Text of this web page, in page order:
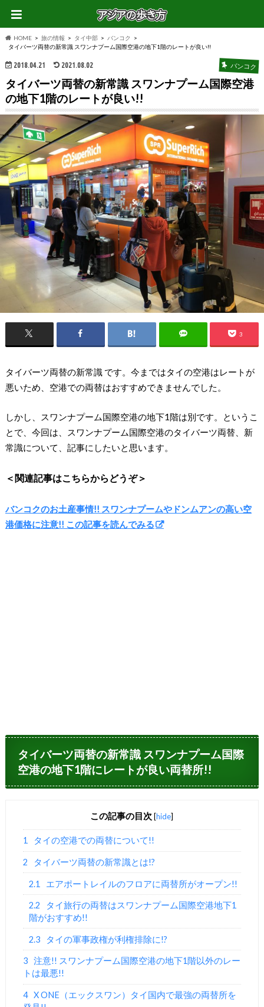
HOME 旅の情報 タイ中部
バンコク
タイバーツ両替の新常識 スワンナプーム国際空港の地下1階のレートが良い!!
2018.04.21 2021.08.02 バンコク
タイバーツ両替の新常識 スワンナプーム国際空港
の地下1階のレートが良い!!
3
タイバーツ両替の新常識 です。今まではタイの空港はレートが
悪いため、空港での両替はおすすめできませんでした。
しかし、スワンナプーム国際空港の地下1階は別です。というこ
とで、今回は、スワンナプーム国際空港のタイバーツ両替、新
常識について、記事にしたいと思います。
＜関連記事はこちらからどうぞ＞
バンコクのお土産事情!! スワンナプームやドンムアンの高い空
港価格に注意!! この記事を読んでみる
タイバーツ両替の新常識 スワンナプーム国際
空港の地下1階にレートが良い両替所!!
この記事の目次 [hide]
1 タイの空港での両替について!!
2 タイバーツ両替の新常識とは!?
2.1 エアポートレイルのフロアに両替所がオープン!!
2.2
タイ旅行の両替はスワンナプーム国際空港地下1
階がおすすめ!!
2.3 タイの軍事政権が利権排除に!?
3 注意!! スワンナプーム国際空港の地下1階以外のレー
トは最悪!!
4 X ONE（エックスワン）タイ国内で最強の両替所を